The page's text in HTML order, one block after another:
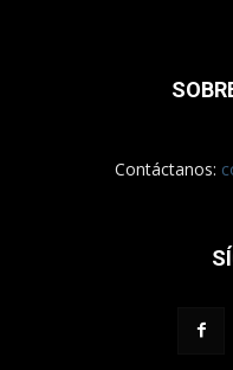
Contáctanos: